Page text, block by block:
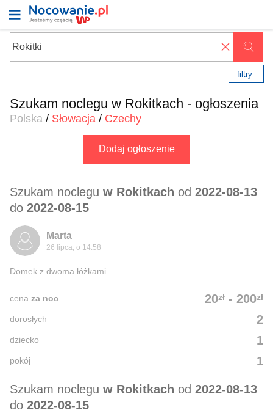
✖
filtry
Szukam noclegu w Rokitkach - ogłoszenia
Polska / Słowacja / Czechy
Dodaj ogłoszenie
Szukam noclegu w Rokitkach od 2022-08-13
do 2022-08-15
Marta
26 lipca, o 14:58
Domek z dwoma łóżkami
20zł - 200zł
cena za noc
2
dorosłych
1
dziecko
1
pokój
Szukam noclegu w Rokitkach od 2022-08-13
do 2022-08-15